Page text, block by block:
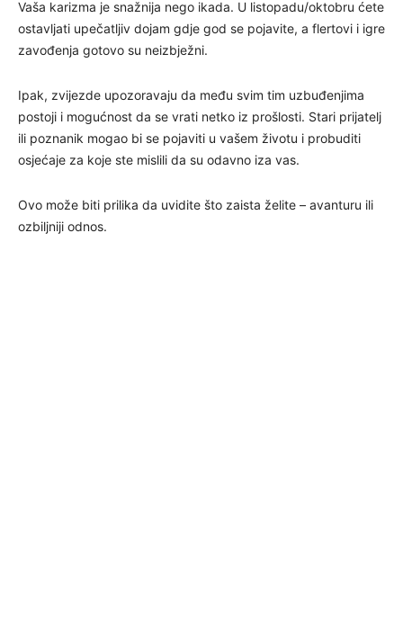
Vaša karizma je snažnija nego ikada. U listopadu/oktobru ćete
ostavljati upečatljiv dojam gdje god se pojavite, a flertovi i igre
zavođenja gotovo su neizbježni.
Ipak, zvijezde upozoravaju da među svim tim uzbuđenjima
postoji i mogućnost da se vrati netko iz prošlosti. Stari prijatelj
ili poznanik mogao bi se pojaviti u vašem životu i probuditi
osjećaje za koje ste mislili da su odavno iza vas.
Ovo može biti prilika da uvidite što zaista želite – avanturu ili
ozbiljniji odnos.